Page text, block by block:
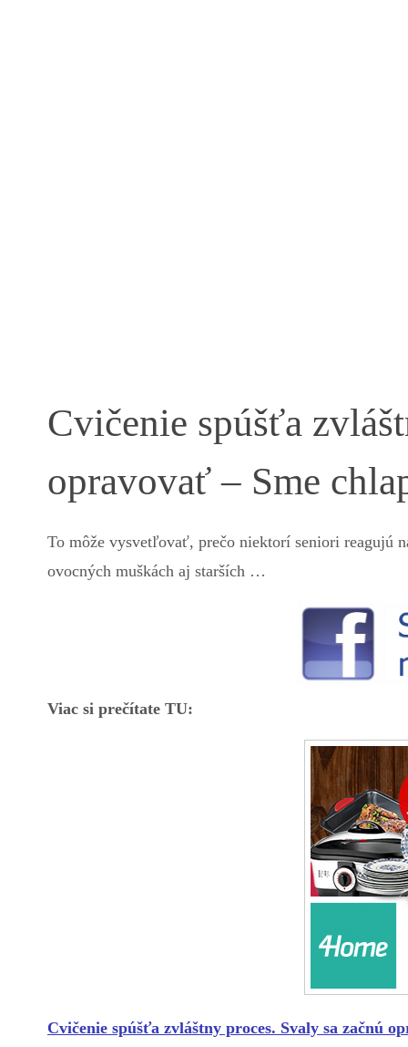
Cvičenie spúšťa
opravovať – Sme
To môže vysvetľovať, prečo niektorí seniori reagujú
ovocných muškách aj starších …
Viac si prečítate TU:
Cvičenie spúšťa zvláštny proces. Svaly sa začnú